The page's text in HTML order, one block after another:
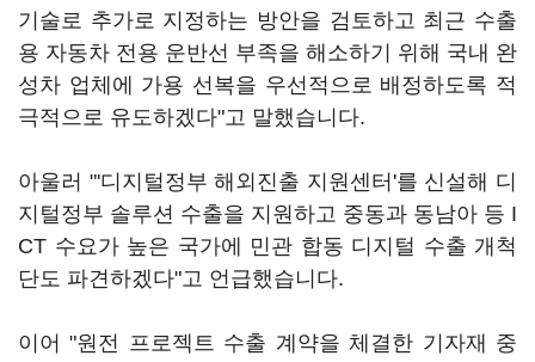
기술로 추가로 지정하는 방안을 검토하고 최근 수출
용 자동차 전용 운반선 부족을 해소하기 위해 국내 완
성차 업체에 가용 선복을 우선적으로 배정하도록 적
극적으로 유도하겠다"고 말했습니다.
아울러 "'디지털정부 해외진출 지원센터'를 신설해 디
지털정부 솔루션 수출을 지원하고 중동과 동남아 등 I
CT 수요가 높은 국가에 민관 합동 디지털 수출 개척
단도 파견하겠다"고 언급했습니다.
이어 "원전 프로젝트 수출 계약을 체결한 기자재 중